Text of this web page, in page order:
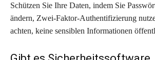
Schützen Sie Ihre Daten, indem Sie
ändern, Zwei-Faktor-Authentifizierung
achten, keine sensiblen Informationen